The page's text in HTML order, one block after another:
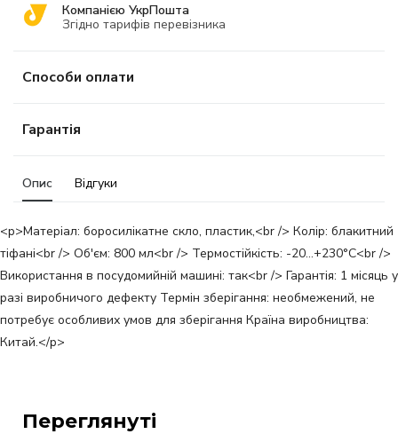
Компанією УкрПошта
Згідно тарифів перевізника
Способи оплати
Гарантія
Опис Відгуки
<p>Матеріал: боросилікатне скло, пластик,<br /> Колір: блакитний
тіфані<br /> Об'єм: 800 мл<br /> Термостійкість: -20…+230°C<br />
Використання в посудомийній машині: так<br /> Гарантія: 1 місяць у
разі виробничого дефекту Термін зберігання: необмежений, не
потребує особливих умов для зберігання Країна виробництва:
Китай.</p>
Переглянуті